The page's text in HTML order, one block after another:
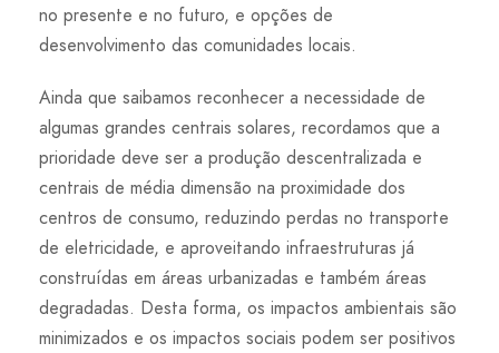
no presente e no futuro, e opções de
desenvolvimento das comunidades locais.
Ainda que saibamos reconhecer a necessidade de
algumas grandes centrais solares, recordamos que a
prioridade deve ser a produção descentralizada e
centrais de média dimensão na proximidade dos
centros de consumo, reduzindo perdas no transporte
de eletricidade, e aproveitando infraestruturas já
construídas em áreas urbanizadas e também áreas
degradadas. Desta forma, os impactos ambientais são
minimizados e os impactos sociais podem ser positivos